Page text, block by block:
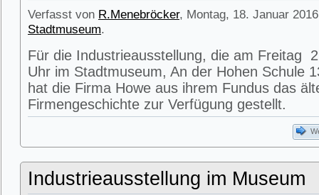
Verfasst von R.Menebröcker, Montag, 18. Januar
Stadtmuseum.
Für die Industrieausstellung, die am Freitag
Uhr im Stadtmuseum, An der Hohen Schule
hat die Firma Howe aus ihrem Fundus das
Firmengeschichte zur Verfügung gestellt.
Industrieausstellung im Museum